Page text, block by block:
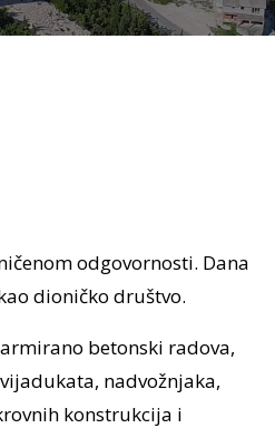
odgovornosti. Dana
dioničko društvo.
betonski radova,
nadvožnjaka,
konstrukcija i